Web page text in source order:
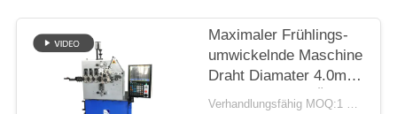
POLICY
Maximaler Frühlings-
umwickelnde Maschine
Draht Diamater 4.0mm
mit drei bis fünf Äxten Verhandlungsfähig MOQ:1 Satz